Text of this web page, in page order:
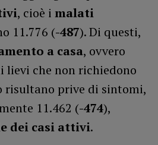
, cioè i malati
11.776 (-487). Di questi,
a casa, ovvero
lievi che non richiedono
risultano prive di sintomi,
11.462 (-474),
dei casi attivi.